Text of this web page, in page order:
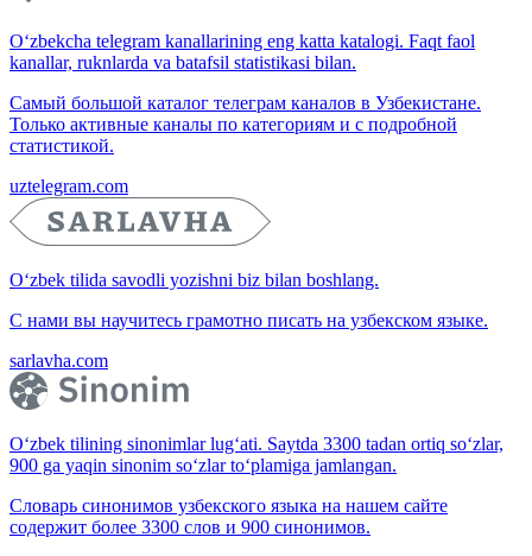
O‘zbekcha telegram kanallarining eng katta katalogi. Faqt faol
kanallar, ruknlarda va batafsil statistikasi bilan.
Самый большой каталог телеграм каналов в Узбекистане.
Только активные каналы по категориям и с подробной
статистикой.
uztelegram.com
O‘zbek tilida savodli yozishni biz bilan boshlang.
С нами вы научитесь грамотно писать на узбекском языке.
sarlavha.com
O‘zbek tilining sinonimlar lug‘ati. Saytda 3300 tadan ortiq so‘zlar,
900 ga yaqin sinonim so‘zlar to‘plamiga jamlangan.
Словарь синонимов узбекского языка на нашем сайте
содержит более 3300 слов и 900 синонимов.